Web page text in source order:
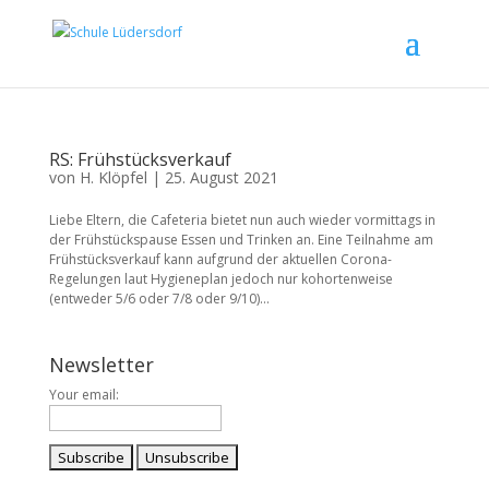
RS: Frühstücksverkauf
von H. Klöpfel | 25. August 2021
Liebe Eltern, die Cafeteria bietet nun auch wieder vormittags in
der Frühstückspause Essen und Trinken an. Eine Teilnahme am
Frühstücksverkauf kann aufgrund der aktuellen Corona-
Regelungen laut Hygieneplan jedoch nur kohortenweise
(entweder 5/6 oder 7/8 oder 9/10)...
Newsletter
Your email: